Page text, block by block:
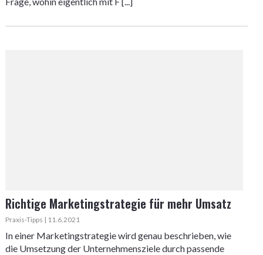
Richtige Marketingstrategie für mehr Umsatz
Praxis-Tipps | 11.6.2021
In einer Marketingstrategie wird genau beschrieben, wie
die Umsetzung der Unternehmensziele durch passende